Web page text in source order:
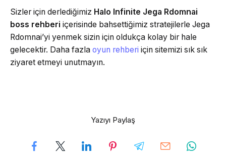
Sizler için derlediğimiz Halo Infinite Jega Rdomnai
boss rehberi içerisinde bahsettiğimiz stratejilerle Jega
Rdomnai’yi yenmek sizin için oldukça kolay bir hale
gelecektir. Daha fazla oyun rehberi için sitemizi sık sık
ziyaret etmeyi unutmayın.
Yazıyı Paylaş